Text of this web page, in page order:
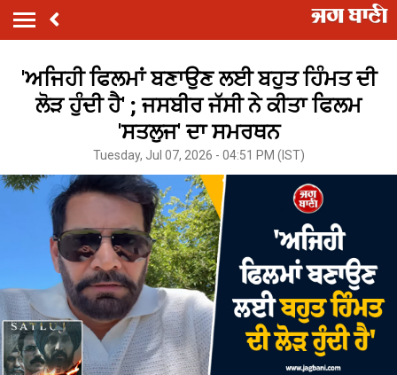
'ਅਜਿਹੀ ਫਿਲਮਾਂ ਬਣਾਉਣ ਲਈ ਬਹੁਤ ਹਿੰਮਤ ਦੀ
ਲੋੜ ਹੁੰਦੀ ਹੈ' ; ਜਸਬੀਰ ਜੱਸੀ ਨੇ ਕੀਤਾ ਫਿਲਮ
'ਸਤਲੁਜ' ਦਾ ਸਮਰਥਨ
Tuesday, Jul 07, 2026 - 04:51 PM (IST)